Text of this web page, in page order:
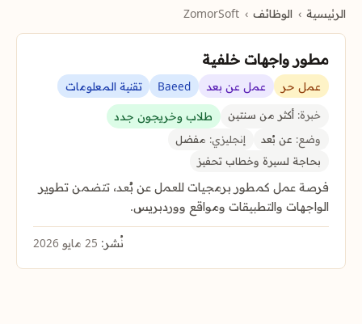
الرئيسية الوظائف ZomorSoft
مطور واجهات خلفية
عمل حر عمل عن بعد Baeed تقنية المعلومات
خبرة: أكثر من سنتين طلاب وخريجون جدد
وضع: عن بُعد إنجليزي: مفضل
بحاجة لسيرة وخطاب تحفيز
فرصة عمل كمطور برمجيات للعمل عن بُعد، تتضمن تطوير
الواجهات والتطبيقات ومواقع ووردبريس.
نُشر: